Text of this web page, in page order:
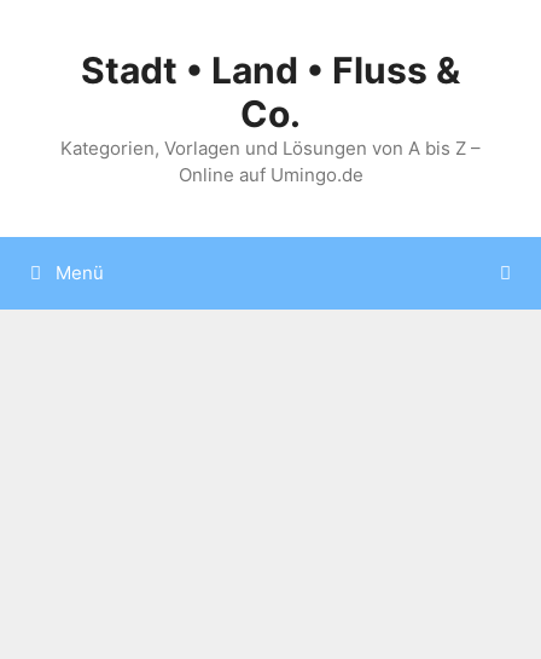
springenStadt • Land • Fluss &
Co.
Kategorien, Vorlagen und Lösungen von A bis Z –
Online auf Umingo.de
Menü